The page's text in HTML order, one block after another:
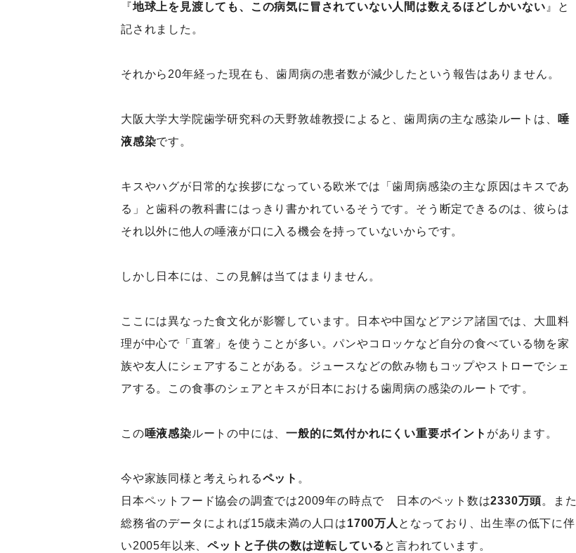
『地球上を見渡しても、この病気に冒されていない人間は数えるほどしかいない』と
記されました。
それから20年経った現在も、歯周病の患者数が減少したという報告はありません。
大阪大学大学院歯学研究科の天野敦雄教授によると、歯周病の主な感染ルートは、 唾
液感染です。
キスやハグが日常的な挨拶になっている欧米では「歯周病感染の主な原因はキスであ
る」と歯科の教科書にはっきり書かれているそうです。そう断定できるのは、彼らは
それ以外に他人の唾液が口に入る機会を持っていないからです。
しかし日本には、この見解は当てはまりません。
ここには異なった食文化が影響しています。日本や中国などアジア諸国では、大皿料
理が中心で「直箸」を使うことが多い。パンやコロッケなど自分の食べている物を家
族や友人にシェアすることがある。ジュースなどの飲み物もコップやストローでシェ
アする。この食事のシェアとキスが日本における歯周病の感染のルートです。
この唾液感染ルートの中には、一般的に気付かれにくい重要ポイント があります。
今や家族同様と考えられるペット 。
日本ペットフード協会の調査では2009年の時点で 日本のペット数は2330万頭。また
総務省のデータによれば15歳未満の人口は1700万人 となっており、出生率の低下に伴
い2005年以来、ペットと子供の数は逆転している と言われています。